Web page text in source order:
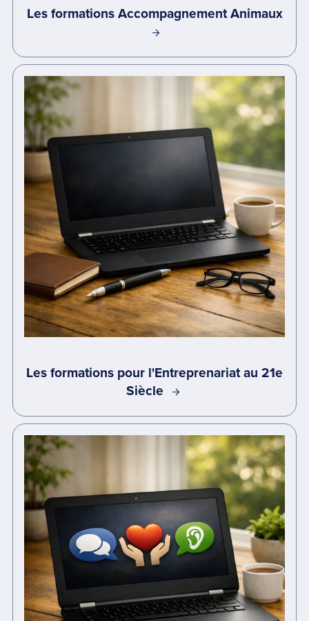
Les formations Accompagnement Animaux
Les formations pour l'Entreprenariat au 21e
Siècle